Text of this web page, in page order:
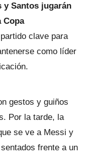
y Santos jugarán
Copa
clave para
como líder
gestos y guiños
Por la tarde, la
se ve a Messi y
frente a un